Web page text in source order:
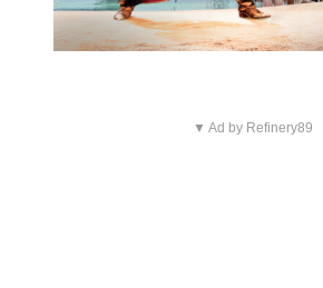
▼ Ad by Refinery89